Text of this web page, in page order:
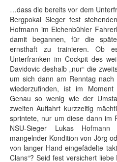
…dass die bereits vor dem
Bergpokal Sieger fest
Hofmann im Eichenbühler
damit begannen, für die
ernsthaft zu trainieren. Ob
Unterfranken im Cockpit des
Davidovic deshalb „nur“ die
um sich dann am Renntag
wiederzufinden, ist im
Genau so wenig wie der
zweiten Auffahrt kurzzeitig
sprintete, nur um diese dann im
NSU-Sieger Lukas
mangelnder Kondition von Jörg
von langer Hand eingefädelte
Clans“? Seid fest versichert